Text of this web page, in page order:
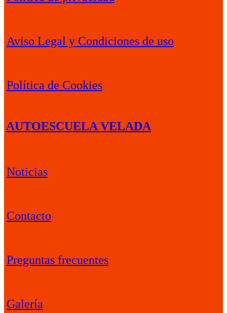
Aviso Legal y Condiciones de uso
Política de Cookies
AUTOESCUELA VELADA
Noticias
Contacto
Preguntas frecuentes
Galería